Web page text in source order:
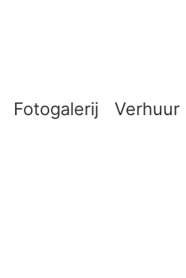
Fotogalerij Verhuur